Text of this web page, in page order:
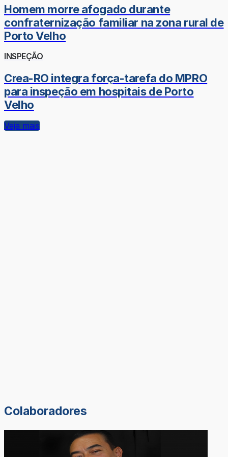
Homem morre afogado durante
confraternização familiar na zona rural de
Porto Velho
INSPEÇÃO
Crea-RO integra força-tarefa do MPRO
para inspeção em hospitais de Porto
Velho
Veja mais
Colaboradores